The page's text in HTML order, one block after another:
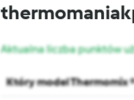
Aktualna liczba punktów
Który model Thermomix